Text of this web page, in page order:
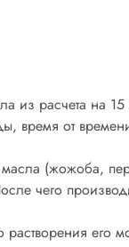
из расчета
время от
(жожоба,
чего
его